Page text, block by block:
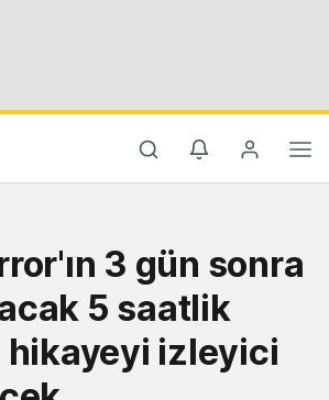
3 gün sonra
5 saatlik
izleyici